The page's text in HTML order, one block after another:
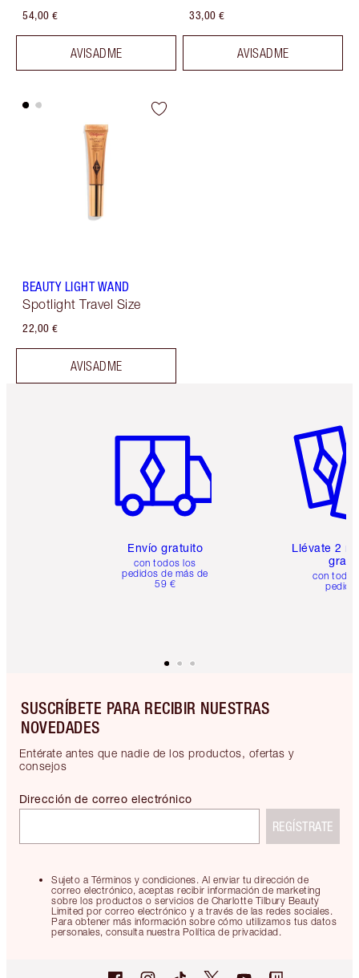
54,00 €
AVISADME
33,00 €
AVISADME
BEAUTY LIGHT WAND
Spotlight Travel Size
22,00 €
AVISADME
Envío gratuito
con todos los
pedidos de más de
59 €
Llévate 2
gratis
con
SUSCRÍBETE PARA RECIBIR NUESTRAS
NOVEDADES
Entérate antes que nadie de los productos, ofertas y
consejos
Sujeto a Términos y condiciones. Al enviar tu dirección de
correo electrónico, aceptas recibir información de marketing
sobre los productos o servicios de Charlotte Tilbury Beauty
Limited por correo electrónico y a través de las redes sociales.
Para obtener más información sobre cómo utilizamos tus datos
personales, consulta nuestra Política de privacidad.
Dirección de correo electrónico
REGÍSTRATE